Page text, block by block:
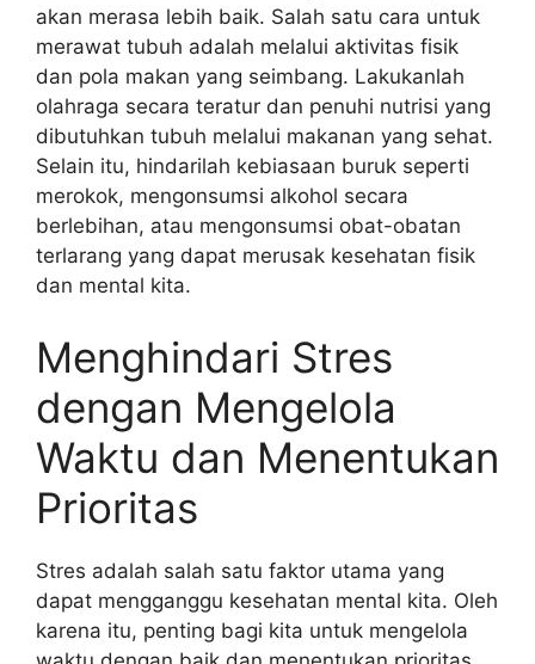
akan merasa lebih baik. Salah satu cara untuk
merawat tubuh adalah melalui aktivitas fisik
dan pola makan yang seimbang. Lakukanlah
olahraga secara teratur dan penuhi nutrisi yang
dibutuhkan tubuh melalui makanan yang sehat.
Selain itu, hindarilah kebiasaan buruk seperti
merokok, mengonsumsi alkohol secara
berlebihan, atau mengonsumsi obat-obatan
terlarang yang dapat merusak kesehatan fisik
dan mental kita.
Menghindari Stres
dengan Mengelola
Waktu dan Menentukan
Prioritas
Stres adalah salah satu faktor utama yang
dapat mengganggu kesehatan mental kita. Oleh
karena itu, penting bagi kita untuk mengelola